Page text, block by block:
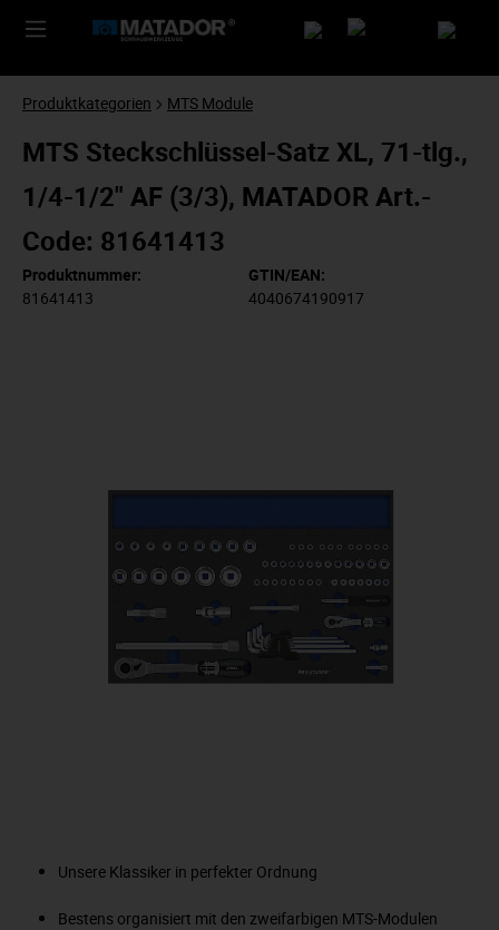
Produktkategorien MTS Module
MTS Steckschlüssel-Satz XL, 71-tlg.,
1/4-1/2" AF (3/3), MATADOR Art.-
Code: 81641413
Produktnummer:
81641413
GTIN/EAN:
4040674190917
Unsere Klassiker in perfekter Ordnung
Bestens organisiert mit den zweifarbigen MTS-Modulen